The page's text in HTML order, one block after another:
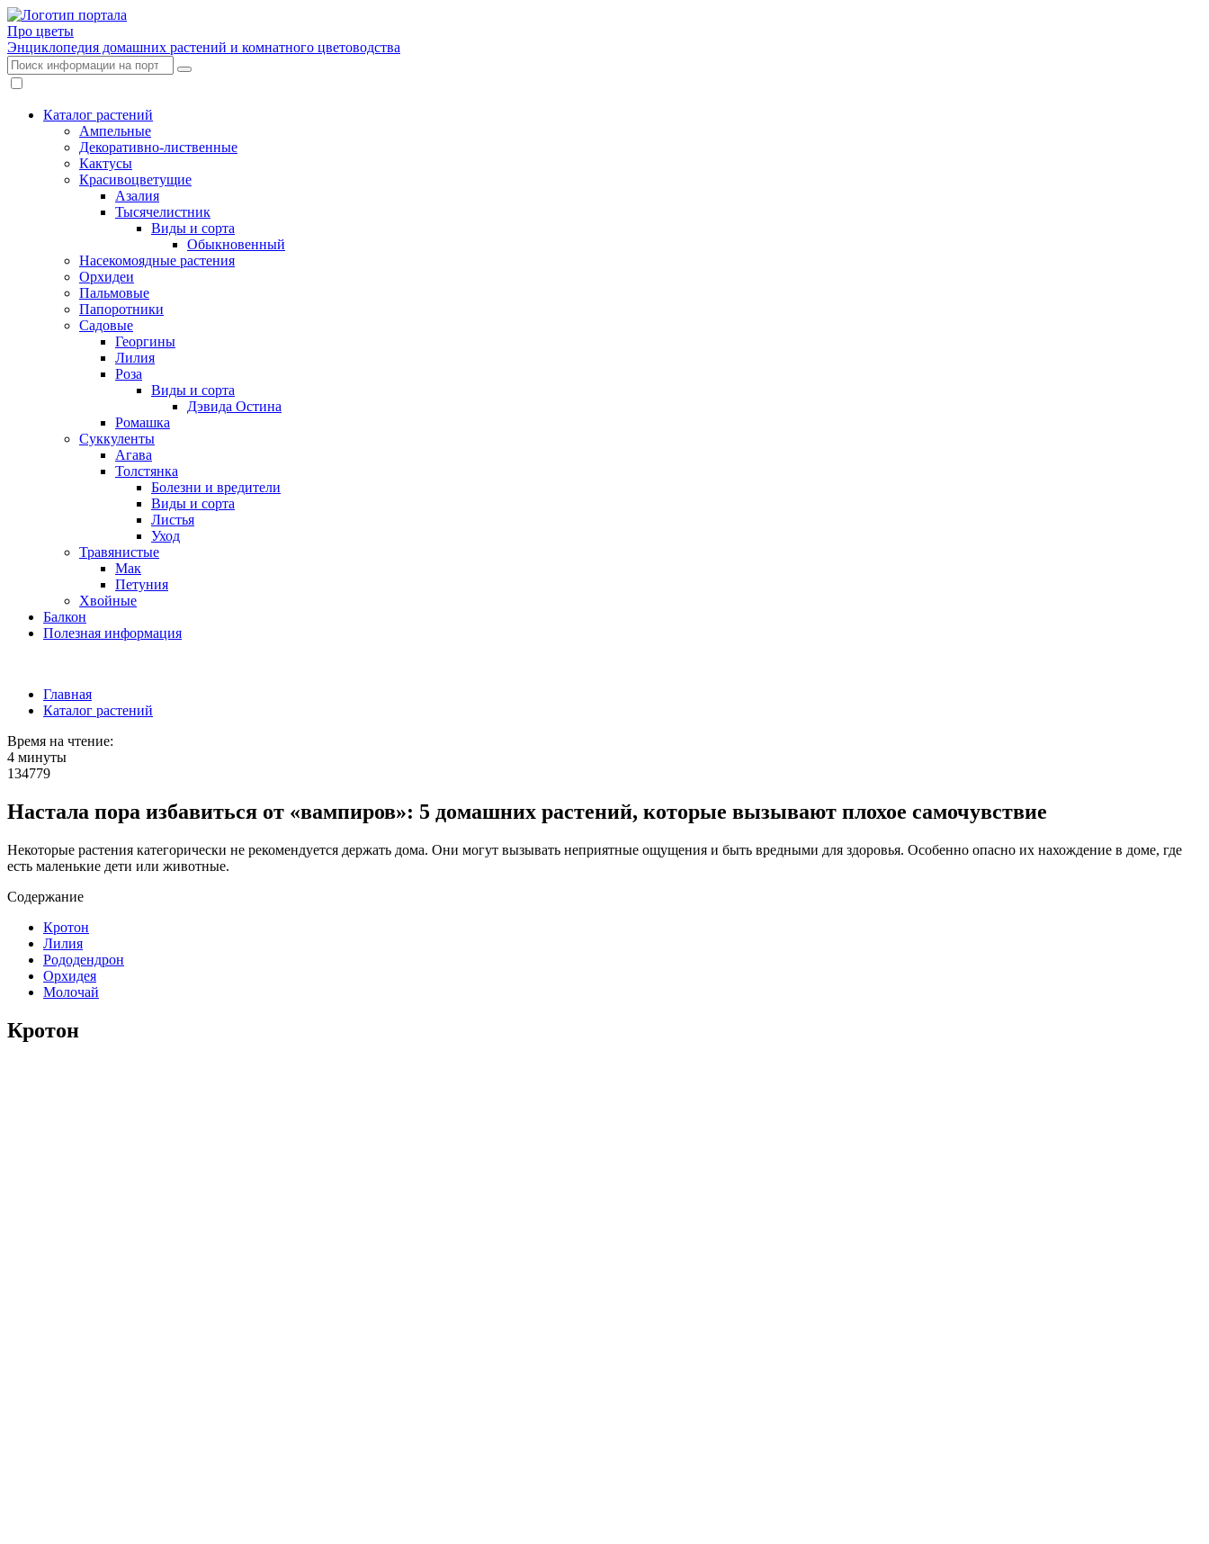
Про цветы
Энциклопедия домашних растений и комнатного цветоводства
Каталог растений
Ампельные
Декоративно-лиственные
Кактусы
Красивоцветущие
Азалия
Тысячелистник
Виды и сорта
Обыкновенный
Насекомоядные растения
Орхидеи
Пальмовые
Папоротники
Садовые
Георгины
Лилия
Роза
Виды и сорта
Дэвида Остина
Ромашка
Суккуленты
Агава
Толстянка
Болезни и вредители
Виды и сорта
Листья
Уход
Травянистые
Мак
Петуния
Хвойные
Балкон
Полезная информация
Главная
Каталог растений
Время на чтение:
4 минуты
134779
Настала пора избавиться от «вампиров»: 5 домашних растений, которые вызывают плохое самочувствие
Некоторые растения категорически не рекомендуется держать дома. Они могут вызывать неприятные ощущения и быть вредными для здоровья. Особенно опасно их нахождение в доме, где
есть маленькие дети или животные.
Содержание
Кротон
Лилия
Рододендрон
Орхидея
Молочай
Кротон